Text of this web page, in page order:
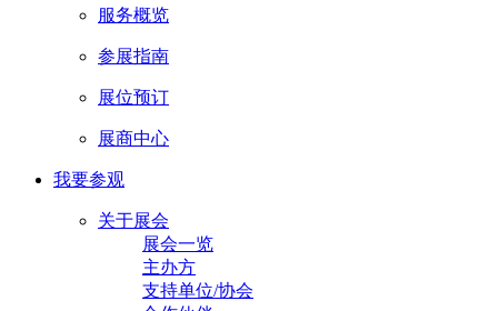
服务概览
参展指南
展位预订
展商中心
我要参观
关于展会
展会一览
主办方
支持单位/协会